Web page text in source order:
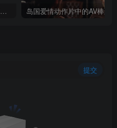
美国名器飞机杯Fleshlight 【Quickshot-Vantage 双头飞机杯】完全评测
提交